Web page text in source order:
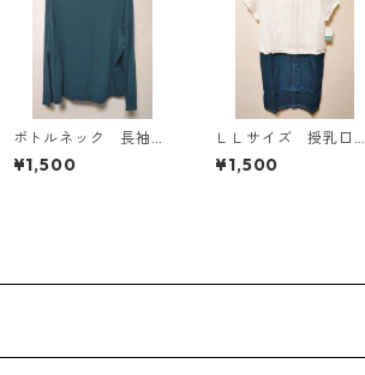
ボトルネック 長袖カ
ットソー ４Ｌ ティ
ールグリーン KAE-4
¥1,500
ＬＬサイズ 授乳口付
き マタニティ ドッ
キングワンピース ホ
¥1,500